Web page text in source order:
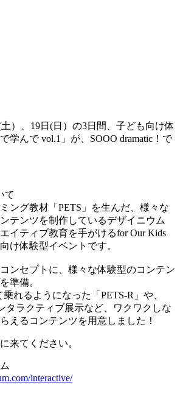
）、19日(日）の3日間、子ども向け体
学んで vol.1」が、SOOO dramatic！で
て
ング教材「PETS」を生んだ、様々な
テンツを制作しているデザイニウム
イティブ教育を手がけるfor Our Kids
け体験型イベントです。
ンセプトに、様々な体験型のコンテン
準備。
れるようになった「PETS-R」や、
タラクティブ展示など、ワクワクしな
えるコンテンツを用意しました！
来てください。
interactive/